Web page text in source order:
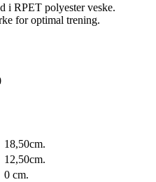
i RPET polyester veske.
for optimal trening.
18,50cm.
12,50cm.
0 cm.